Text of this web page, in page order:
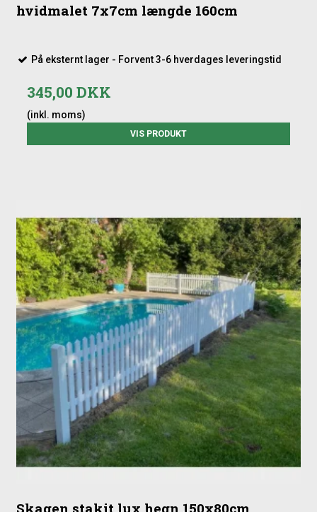
hvidmalet 7x7cm længde 160cm
På eksternt lager - Forvent 3-6 hverdages leveringstid
345,00 DKK
(inkl. moms)
VIS PRODUKT
Skagen stakit lux hegn 150x80cm